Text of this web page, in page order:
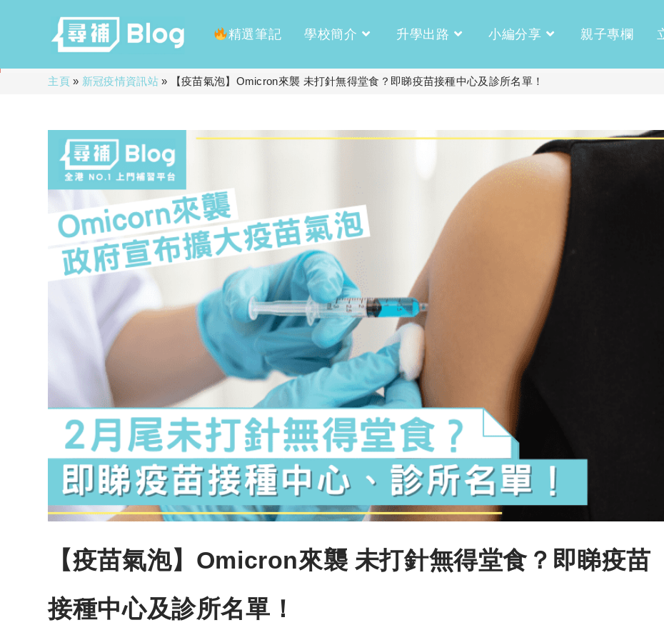
精選筆記 學校簡介 升學出路 小編分享 親子專欄
主頁» 新冠疫情資訊站» 【疫苗氣泡】Omicron來襲 未打針無得堂食？即睇疫苗接種中心及診所名單！
【疫苗氣泡】Omicron來襲 未打針無得堂食？即睇疫苗
接種中心及診所名單！